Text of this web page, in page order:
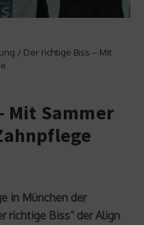
/ Der richtige Biss – Mit
Mit Sammer
in München der
richtige Biss“ der Align